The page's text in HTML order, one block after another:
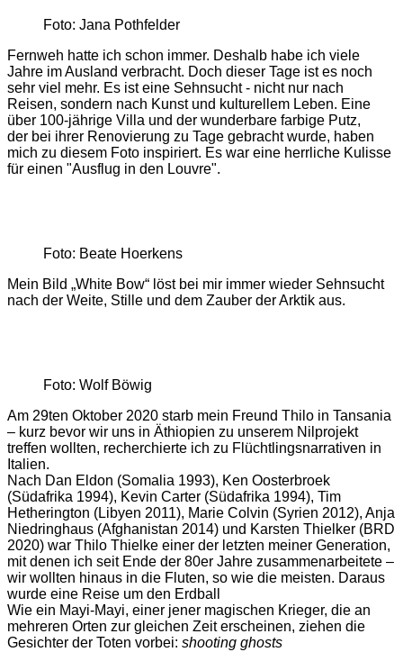
Foto: Jana Pothfelder
Fernweh hatte ich schon immer. Deshalb habe ich viele
Jahre im Ausland verbracht. Doch dieser Tage ist es noch
sehr viel mehr. Es ist eine Sehnsucht - nicht nur nach
Reisen, sondern nach Kunst und kulturellem Leben. Eine
über 100-jährige Villa und der wunderbare farbige Putz,
der bei ihrer Renovierung zu Tage gebracht wurde, haben
mich zu diesem Foto inspiriert. Es war eine herrliche Kulisse
für einen "Ausflug in den Louvre".
Foto: Beate Hoerkens
Mein Bild „White Bow“ löst bei mir immer wieder Sehnsucht
nach der Weite, Stille und dem Zauber der Arktik aus.
Foto: Wolf Böwig
Am 29ten Oktober 2020 starb mein Freund Thilo in Tansania
– kurz bevor wir uns in Äthiopien zu unserem Nilprojekt
treffen wollten, recherchierte ich zu Flüchtlingsnarrativen in
Italien.
Nach Dan Eldon (Somalia 1993), Ken Oosterbroek
(Südafrika 1994), Kevin Carter (Südafrika 1994), Tim
Hetherington (Libyen 2011), Marie Colvin (Syrien 2012), Anja
Niedringhaus (Afghanistan 2014) und Karsten Thielker (BRD
2020) war Thilo Thielke einer der letzten meiner Generation,
mit denen ich seit Ende der 80er Jahre zusammenarbeitete –
wir wollten hinaus in die Fluten, so wie die meisten. Daraus
wurde eine Reise um den Erdball
Wie ein Mayi-Mayi, einer jener magischen Krieger, die an
mehreren Orten zur gleichen Zeit erscheinen, ziehen die
Gesichter der Toten vorbei: shooting ghosts